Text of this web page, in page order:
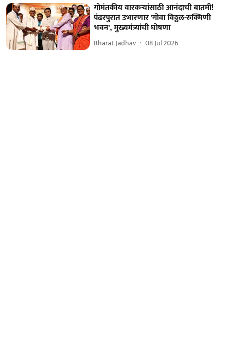
गोमंतकीय वारकऱ्यांसाठी आनंदाची बातमी!
पंढरपुरात उभारणार 'गोवा विठ्ठल-रुक्मिणी
भवन', मुख्यमंत्र्यांची घोषणा
Bharat Jadhav 08 Jul 2026